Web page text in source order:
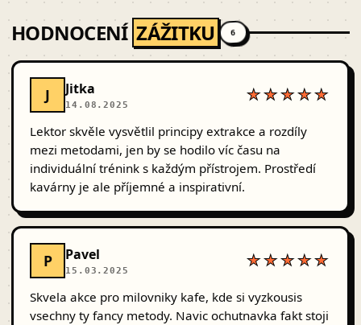
kurz..
HODNOCENÍ ZÁŽITKU 6
J Jitka
14.08.2025
★★★★★
Lektor skvěle vysvětlil principy extrakce a rozdíly
mezi metodami, jen by se hodilo víc času na
individuální trénink s každým přístrojem. Prostředí
kavárny je ale příjemné a inspirativní.
P Pavel
15.03.2025
★★★★★
Skvela akce pro milovniky kafe, kde si vyzkousis
vsechny ty fancy metody. Navic ochutnavka fakt stoji